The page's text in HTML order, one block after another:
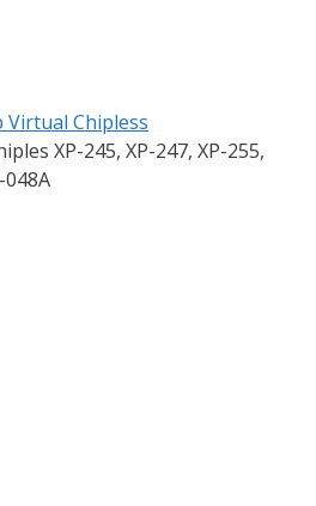
Virtual Chipless
XP-245, XP-247, XP-255,
048A